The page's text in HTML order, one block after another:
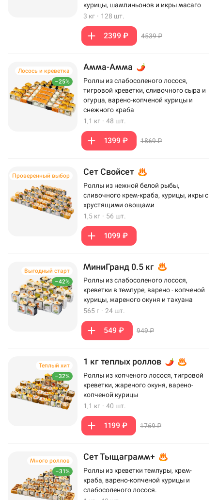
курицы, шампиньонов и икры масаго
3 кг · 128 шт.
2399 ₽ 4539 ₽
–25%
Лосось и креветка Амма-Амма
Роллы из слабосоленого лосося,
тигровой креветки, сливочного сыра и
огурца, варено-копченой курицы и
снежного краба
1,1 кг · 48 шт.
1399 ₽ 1869 ₽
Проверенный выбор Сет Свойсет
Роллы из нежной белой рыбы,
сливочного крем-краба, курицы, икры с
хрустящими овощами
1,5 кг · 56 шт.
1099 ₽
–42%
Выгодный старт МиниГранд 0.5 кг
Роллы из слабосоленого лосося,
креветки в темпуре, варено - копченой
курицы, жареного окуня и такуана
565 г · 24 шт.
549 ₽ 949 ₽
–32%
Теплый хит 1 кг теплых роллов
Роллы из копченого лосося, тигровой
креветки, жареного окуня, варено-
копченой курицы
1,1 кг · 40 шт.
1199 ₽ 1769 ₽
–31%
Много роллов Сет Тыщаграмм+
Роллы из креветки темпуры, крем-
краба, варено-копченой курицы и
слабосоленого лосося.